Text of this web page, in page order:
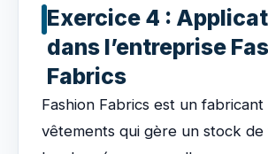
Exercice 4 :
dans l’entreprise
Fabrics
Fashion Fabrics est un fabricant
vêtements qui gère un stock de